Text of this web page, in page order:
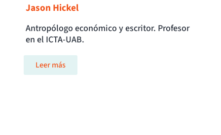
Jason Hickel
Antropólogo económico y escritor. Profesor
en el ICTA-UAB.
Leer más